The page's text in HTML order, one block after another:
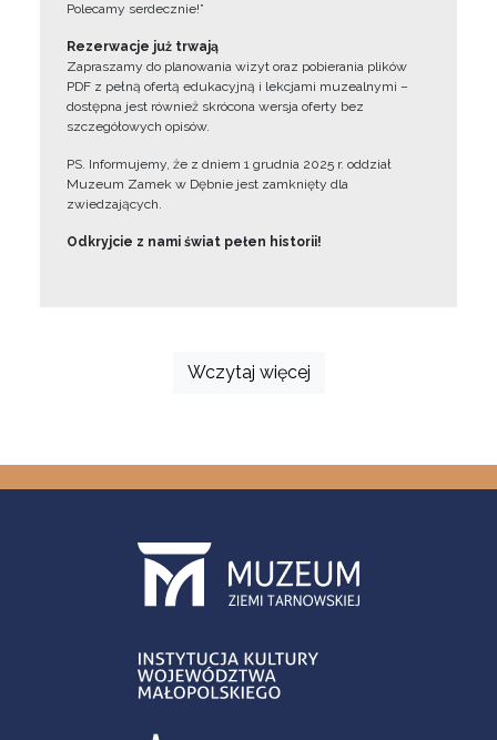
Polecamy serdecznie!”
Rezerwacje już trwają
Zapraszamy do planowania wizyt oraz pobierania plików
PDF z pełną ofertą edukacyjną i lekcjami muzealnymi –
dostępna jest również skrócona wersja oferty bez
szczegółowych opisów.
PS. Informujemy, że z dniem 1 grudnia 2025 r. oddział
Muzeum Zamek w Dębnie jest zamknięty dla
zwiedzających.
Odkryjcie z nami świat pełen historii!
Wczytaj więcej